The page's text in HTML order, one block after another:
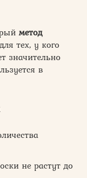
метод
тех, у кого
значительно
в
не растут до